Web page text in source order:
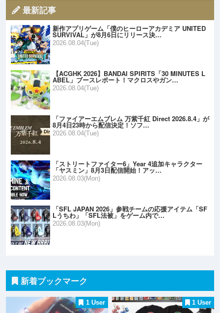
最新記事
新作アプリゲーム「僕のヒーローアカデミア UNITED
SURVIVAL」が8月6日にリリース決…
2026.08.04(Tue)
【ACGHK 2026】BANDAI SPIRITS「30 MINUTES L
ABEL」ブースレポート！マクロスやガン…
2026.08.04(Tue)
「ファイアーエムブレム 万紫千紅 Direct 2026.8.4」が
8月4日23時から配信決定！ソフ…
2026.08.04(Tue)
「ストリートファイター6」Year 4追加キャラクター
「ヤスミン」8月3日配信開始！アッ…
2026.08.03(Mon)
「SFL JAPAN 2026」参戦チームの応援アイテム「SF
Lうちわ」「SFL法被」をゲーム内で…
2026.08.03(Mon)
新着ブックマーク
1 User 1 User